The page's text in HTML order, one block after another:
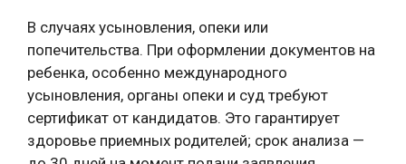
В случаях усыновления, опеки или
попечительства. При оформлении документов на
ребенка, особенно международного
усыновления, органы опеки и суд требуют
сертификат от кандидатов. Это гарантирует
здоровье приемных родителей; срок анализа —